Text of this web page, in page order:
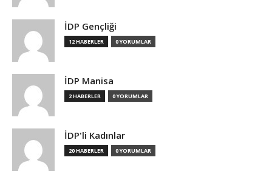
İDP Gençliği
12 HABERLER 0 YORUMLAR
İDP Manisa
2 HABERLER 0 YORUMLAR
İDP'li Kadınlar
20 HABERLER 0 YORUMLAR